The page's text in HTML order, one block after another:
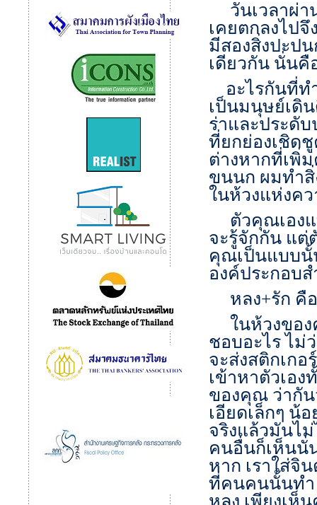
วันเวลาผ่า
เคยตกลงไปจึ
มีสองสิ่งปะป
เดียวกัน นั่นคือ
อะไรกันที่ท
เป็นมนุษย์เดิ
ร่าและประดั
ที่ยกย่องเชิด
ต่างหากที่เพิ่
ขนนก ผมทำสิ่
ในห้วงแห่งค
ตัวคุณเองแ
จะรู้จักกัน แต่
คุณเป็นแบบนั้
องค์ประกอบ
หลง+รัก คื
ในห้วงของ
ชอบอะไร ไม่
จะส่งสติกเกอ
เข้าหาตัวเอ
ของคุณ ว่ากัน
เอียดเล็กๆ น้
จริงแล้วมันไ
คนอื่นก็เห็นนั่
หาก เราใส่จิ
ที่คนคนนั้นทำ
หลง เพียงเห็